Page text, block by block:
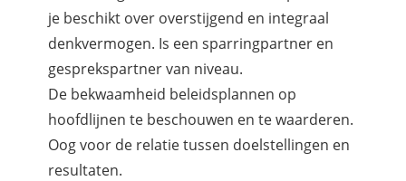
je beschikt over overstijgend en integraal
denkvermogen. Is een sparringpartner en
gesprekspartner van niveau.
De bekwaamheid beleidsplannen op
hoofdlijnen te beschouwen en te waarderen.
Oog voor de relatie tussen doelstellingen en
resultaten.